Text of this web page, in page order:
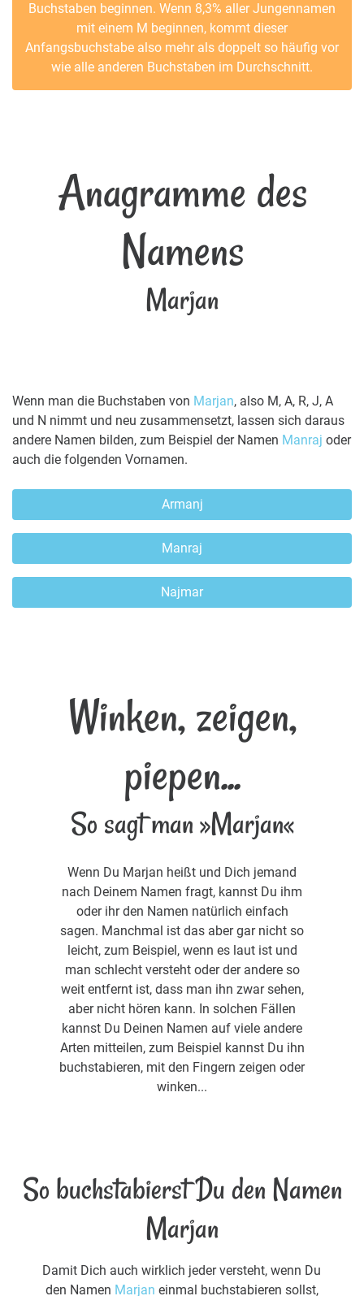
Buchstaben beginnen. Wenn 8,3% aller Jungennamen
mit einem M beginnen, kommt dieser
Anfangsbuchstabe also mehr als doppelt so häufig vor
wie alle anderen Buchstaben im Durchschnitt.
Anagramme des
Namens
Marjan
Wenn man die Buchstaben von Marjan, also M, A, R, J, A
und N nimmt und neu zusammensetzt, lassen sich daraus
andere Namen bilden, zum Beispiel der Namen Manraj oder
auch die folgenden Vornamen.
Armanj
Manraj
Najmar
Winken, zeigen,
piepen...
So sagt man »Marjan«
Wenn Du Marjan heißt und Dich jemand
nach Deinem Namen fragt, kannst Du ihm
oder ihr den Namen natürlich einfach
sagen. Manchmal ist das aber gar nicht so
leicht, zum Beispiel, wenn es laut ist und
man schlecht versteht oder der andere so
weit entfernt ist, dass man ihn zwar sehen,
aber nicht hören kann. In solchen Fällen
kannst Du Deinen Namen auf viele andere
Arten mitteilen, zum Beispiel kannst Du ihn
buchstabieren, mit den Fingern zeigen oder
winken...
So buchstabierst Du den Namen
Marjan
Damit Dich auch wirklich jeder versteht, wenn Du
den Namen Marjan einmal buchstabieren sollst,